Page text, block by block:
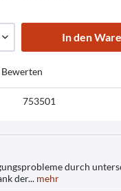
In den
Bewerten
753501
durch
der... mehr